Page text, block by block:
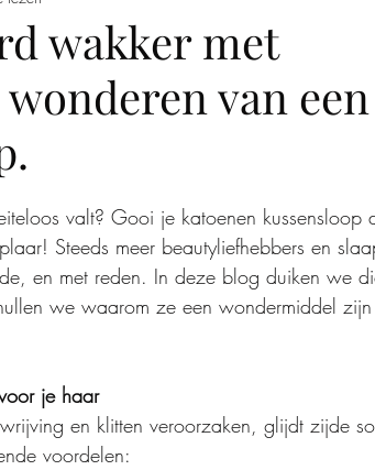
wakker met
van een
valt? Gooi je katoenen kussensloop
Steeds meer beautyliefhebbers en
en met reden. In deze blog duiken we
we waarom ze een wondermiddel
je haar
en klitten veroorzaken, glijdt zijde
voordelen: